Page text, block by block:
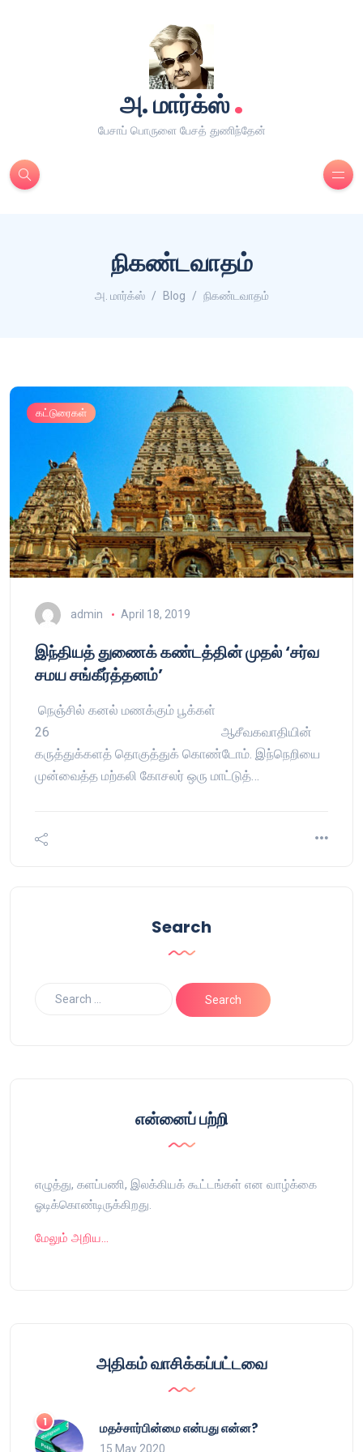
அ. மார்க்ஸ்.
பேசாப் பொருளை பேசத் துணிந்தேன்
நிகண்டவாதம்
அ. மார்க்ஸ் Blog நிகண்டவாதம்
கட்டுரைகள்
admin April 18, 2019
இந்தியத் துணைக் கண்டத்தின் முதல் ‘சர்வ
சமய சங்கீர்த்தனம்’
நெஞ்சில் கனல் மணக்கும் பூக்கள்
26 ஆசீவகவாதியின்
கருத்துக்களத் தொகுத்துக் கொண்டோம். இந்நெறியை
முன்வைத்த மற்கலி கோசலர் ஒரு மாட்டுத்…
Search
என்னைப் பற்றி
எழுத்து, களப்பணி, இலக்கியக் கூட்டங்கள் என வாழ்க்கை
ஓடிக்கொண்டிருக்கிறது.
மேலும் அறிய…
அதிகம் வாசிக்கப்பட்டவை
மதச்சார்பின்மை என்பது என்ன?
15 May 2020